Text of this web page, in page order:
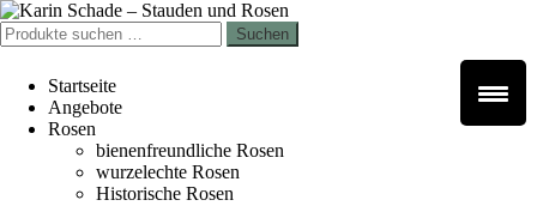
Zur
Navigation
springen
Zum
Inhalt
springen
Suchen
nach:
Suchen
Startseite
Angebote
Rosen
bienenfreundliche Rosen
wurzelechte Rosen
Historische Rosen